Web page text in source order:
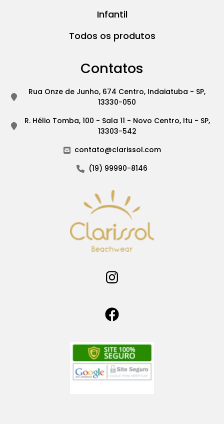
Infantil
Todos os produtos
Contatos
Rua Onze de Junho, 674 Centro, Indaiatuba - SP,
13330-050
R. Hélio Tomba, 100 - Sala 11 - Novo Centro, Itu - SP,
13303-542
contato@clarissol.com
(19) 99990-8146